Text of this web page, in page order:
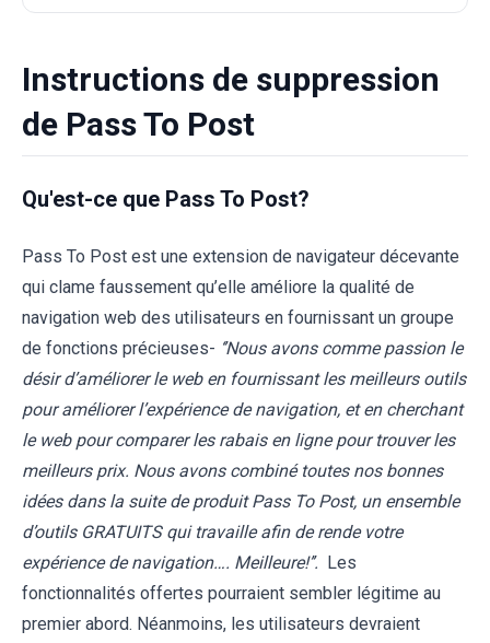
Instructions de suppression
de Pass To Post
Qu'est-ce que Pass To Post?
Pass To Post est une extension de navigateur décevante
qui clame faussement qu’elle améliore la qualité de
navigation web des utilisateurs en fournissant un groupe
de fonctions précieuses- ‘’Nous avons comme passion le
désir d’améliorer le web en fournissant les meilleurs outils
pour améliorer l’expérience de navigation, et en cherchant
le web pour comparer les rabais en ligne pour trouver les
meilleurs prix. Nous avons combiné toutes nos bonnes
idées dans la suite de produit Pass To Post, un ensemble
d’outils GRATUITS qui travaille afin de rende votre
expérience de navigation…. Meilleure!’’. Les
fonctionnalités offertes pourraient sembler légitime au
premier abord. Néanmoins, les utilisateurs devraient